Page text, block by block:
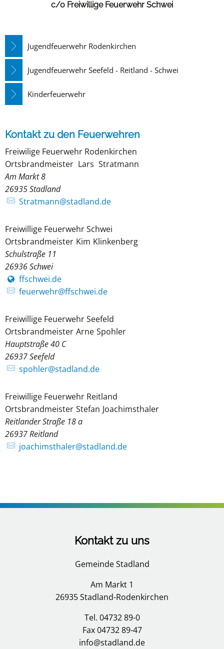
c/o Freiwillige Feuerwehr Schwei
Jugendfeuerwehr Rodenkirchen
Jugendfeuerwehr Seefeld - Reitland - Schwei
Kinderfeuerwehr
Kontakt zu den Feuerwehren
Freiwilige Feuerwehr Rodenkirchen
Ortsbrandmeister Lars Stratmann
Am Markt 8
26935Stadland
Stratmann@stadland.de
Freiwillige Feuerwehr Schwei
Ortsbrandmeister Kim Klinkenberg
Schulstraße 11
26936Schwei
ffschwei.de
feuerwehr@ffschwei.de
Freiwillige Feuerwehr Seefeld
Ortsbrandmeister Arne Spohler
Hauptstraße 40 C
26937Seefeld
spohler@stadland.de
Freiwillige Feuerwehr Reitland
Ortsbrandmeister Stefan Joachimsthaler
Reitlander Straße 18 a
26937Reitland
joachimsthaler@stadland.de
Kontakt zu uns
Gemeinde Stadland
Am Markt 1
26935 Stadland-Rodenkirchen
Tel. 04732 89-0
Fax 04732 89-47
info@stadland.de